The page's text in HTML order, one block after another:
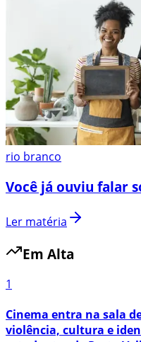
rio branco
Você já ouviu falar
Ler matéria
Em Alta
1
Cinema entra na sala
violência, cultura e